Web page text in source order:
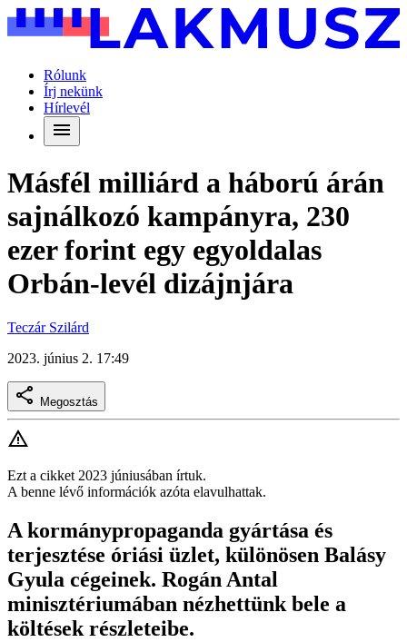
Rólunk
Írj nekünk
Hírlevél
Másfél milliárd a háború árán
sajnálkozó kampányra, 230
ezer forint egy egyoldalas
Orbán-levél dizájnjára
Teczár Szilárd
2023. június 2. 17:49
Megosztás
Ezt a cikket 2023 júniusában írtuk.
A benne lévő információk azóta elavulhattak.
A kormánypropaganda gyártása és
terjesztése óriási üzlet, különösen Balásy
Gyula cégeinek. Rogán Antal
minisztériumában nézhettünk bele a
költések részleteibe.